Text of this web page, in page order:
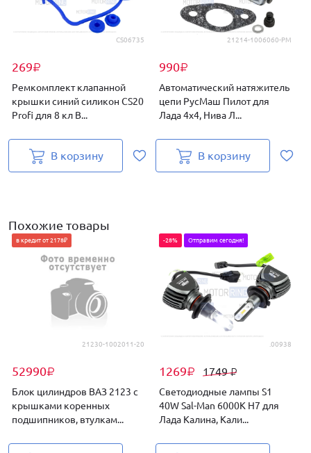
CS06735
269₽
Ремкомплект клапанной
крышки синий силикон CS20
Profi для 8 кл В...
В корзину
21214-1006060-РМ
990₽
Автоматический натяжитель
цепи РусМаш Пилот для
Лада 4х4, Нива Л...
В корзину
Похожие товары
21230-1002011-20
52990₽
в кредит от 2178₽
Блок цилиндров ВАЗ 2123 с
крышками коренных
подшипников, втулкам...
.00938
1269₽ 1749₽
-28% Отправим сегодня!
Светодиодные лампы S1
40W Sal-Man 6000K H7 для
Лада Калина, Кали...